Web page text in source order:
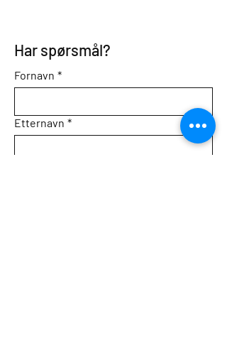
Har spørsmål?
Fornavn *
Etternavn *